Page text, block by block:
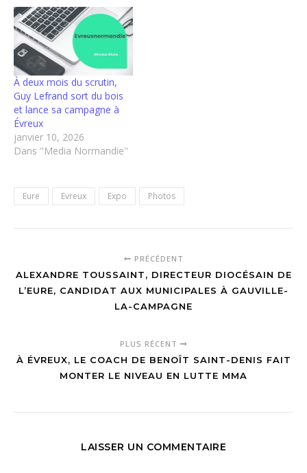
À deux mois du scrutin,
Guy Lefrand sort du bois
et lance sa campagne à
Évreux
janvier 10, 2026
Dans "Media Normandie"
Eure Evreux Expo Photos
PRÉCÉDENT
ALEXANDRE TOUSSAINT, DIRECTEUR DIOCÉSAIN DE
L’EURE, CANDIDAT AUX MUNICIPALES À GAUVILLE-
LA-CAMPAGNE
PLUS RÉCENT
À ÉVREUX, LE COACH DE BENOÎT SAINT-DENIS FAIT
MONTER LE NIVEAU EN LUTTE MMA
LAISSER UN COMMENTAIRE